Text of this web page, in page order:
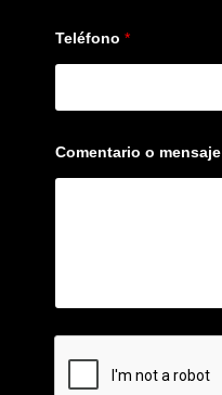
Teléfono *
Comentario o mensaje